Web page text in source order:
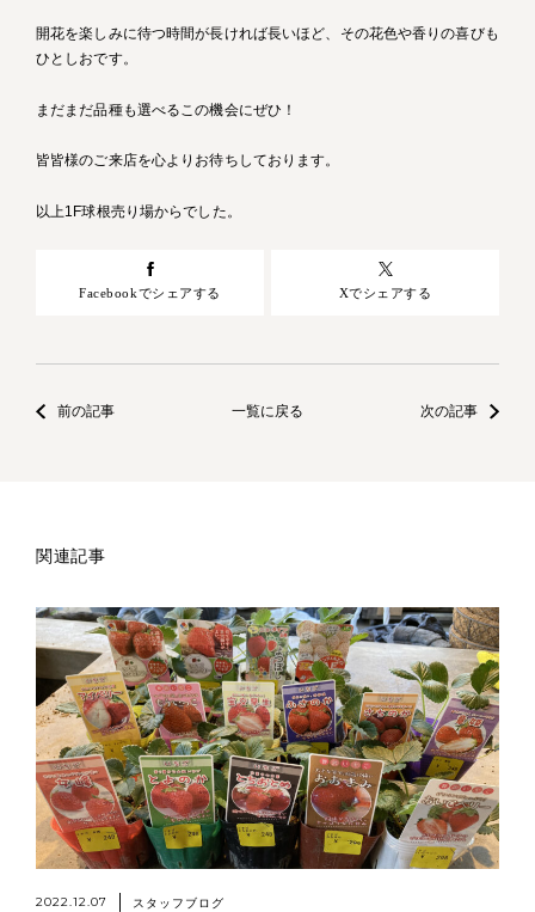
開花を楽しみに待つ時間が長ければ長いほど、その花色や香りの喜びも
ひとしおです。
まだまだ品種も選べるこの機会にぜひ！
皆皆様のご来店を心よりお待ちしております。
以上1F球根売り場からでした。
Facebookでシェアする Xでシェアする
前の記事 一覧に戻る 次の記事
関連記事
2022.12.07 スタッフブログ